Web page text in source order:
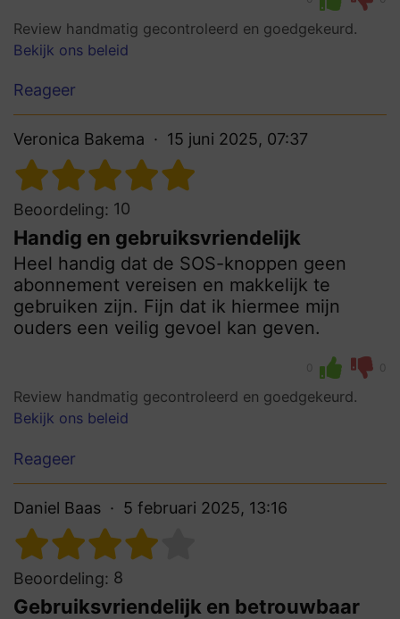
Review handmatig gecontroleerd en goedgekeurd.
Bekijk ons beleid
Reageer
Veronica Bakema 15 juni 2025, 07:37
Beoordeling: 10
Handig en gebruiksvriendelijk
Heel handig dat de SOS-knoppen geen
abonnement vereisen en makkelijk te
gebruiken zijn. Fijn dat ik hiermee mijn
ouders een veilig gevoel kan geven.
0 0
Review handmatig gecontroleerd en goedgekeurd.
Bekijk ons beleid
Reageer
Daniel Baas 5 februari 2025, 13:16
Beoordeling: 8
Gebruiksvriendelijk en betrouwbaar